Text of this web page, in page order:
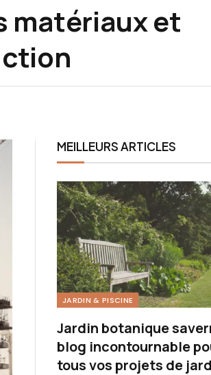
matériaux et
MEILLEURS ARTICLES
JARDIN & PISCINE
Jardin botanique
blog incontournable
tous vos projets de